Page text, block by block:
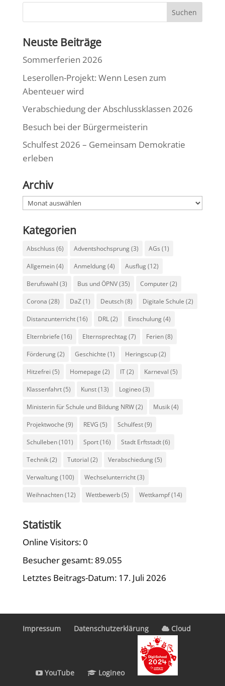
Neuste Beiträge
Sommerferien 2026
Leserollen-Projekt: Wenn Lesen zum
Abenteuer wird
Verabschiedung der Abschlussklassen 2026
Besuch bei der Bürgermeisterin
Schulfest 2026 – Gemeinsam Demokratie
erleben
Archiv
Archiv
Kategorien
Abschluss (6) Adventshochsprung(3) AGs (1)
Allgemein(4) Anmeldung(4) Ausflug(12)
Berufswahl (3) Bus und ÖPNV(35) Computer(2)
Corona (28) DaZ(1) Deutsch(8) Digitale Schule (2)
Distanzunterricht(16) DRL(2) Einschulung(4)
Elternbriefe (16) Elternsprechtag(7) Ferien(8)
Förderung(2) Geschichte (1) Heringscup(2)
Hitzefrei (5) Homepage (2) IT(2) Karneval (5)
Klassenfahrt(5) Kunst(13) Logineo(3)
Ministerin für Schule und Bildung NRW(2) Musik(4)
Projektwoche (9) REVG (5) Schulfest(9)
Schulleben(101) Sport(16) Stadt Erftstadt(6)
Technik(2) Tutorial (2) Verabschiedung(5)
Verwaltung(100) Wechselunterricht(3)
Weihnachten(12) Wettbewerb(5) Wettkampf(14)
Statistik
Online Visitors:0
Besucher gesamt:89.055
Letztes Beitrags-Datum: 17. Juli 2026
Impressum Datenschutzerklärung Cloud
YouTube Logineo